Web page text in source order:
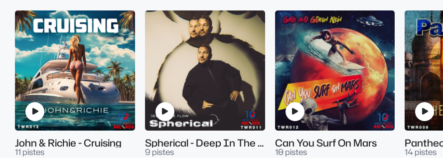
John & Richie - Cruising
11 pistes
Spherical - Deep In The Flow
9 pistes
Can You Surf On Mars
10 pistes 14 pistes